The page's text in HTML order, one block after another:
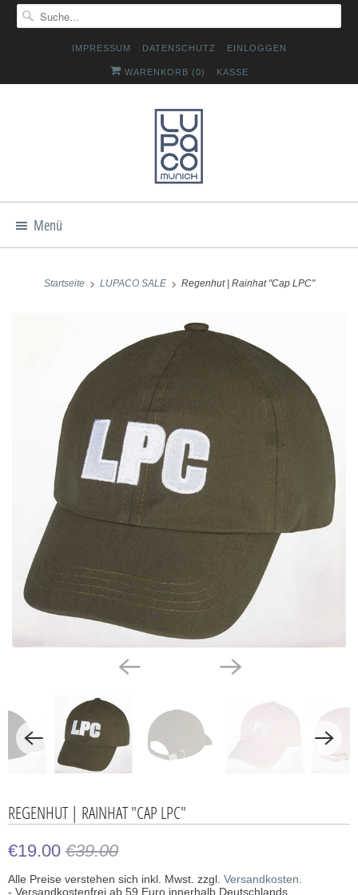
IMPRESSUM DATENSCHUTZ EINLOGGEN
WARENKORB (0) KASSE
Menü
Startseite LUPACO SALE Regenhut | Rainhat "Cap LPC"
REGENHUT | RAINHAT "CAP LPC"
€19.00 €39.00
Alle Preise verstehen sich inkl. Mwst. zzgl. Versandkosten.
- Versandkostenfrei ab 59 Euro innerhalb Deutschlands.